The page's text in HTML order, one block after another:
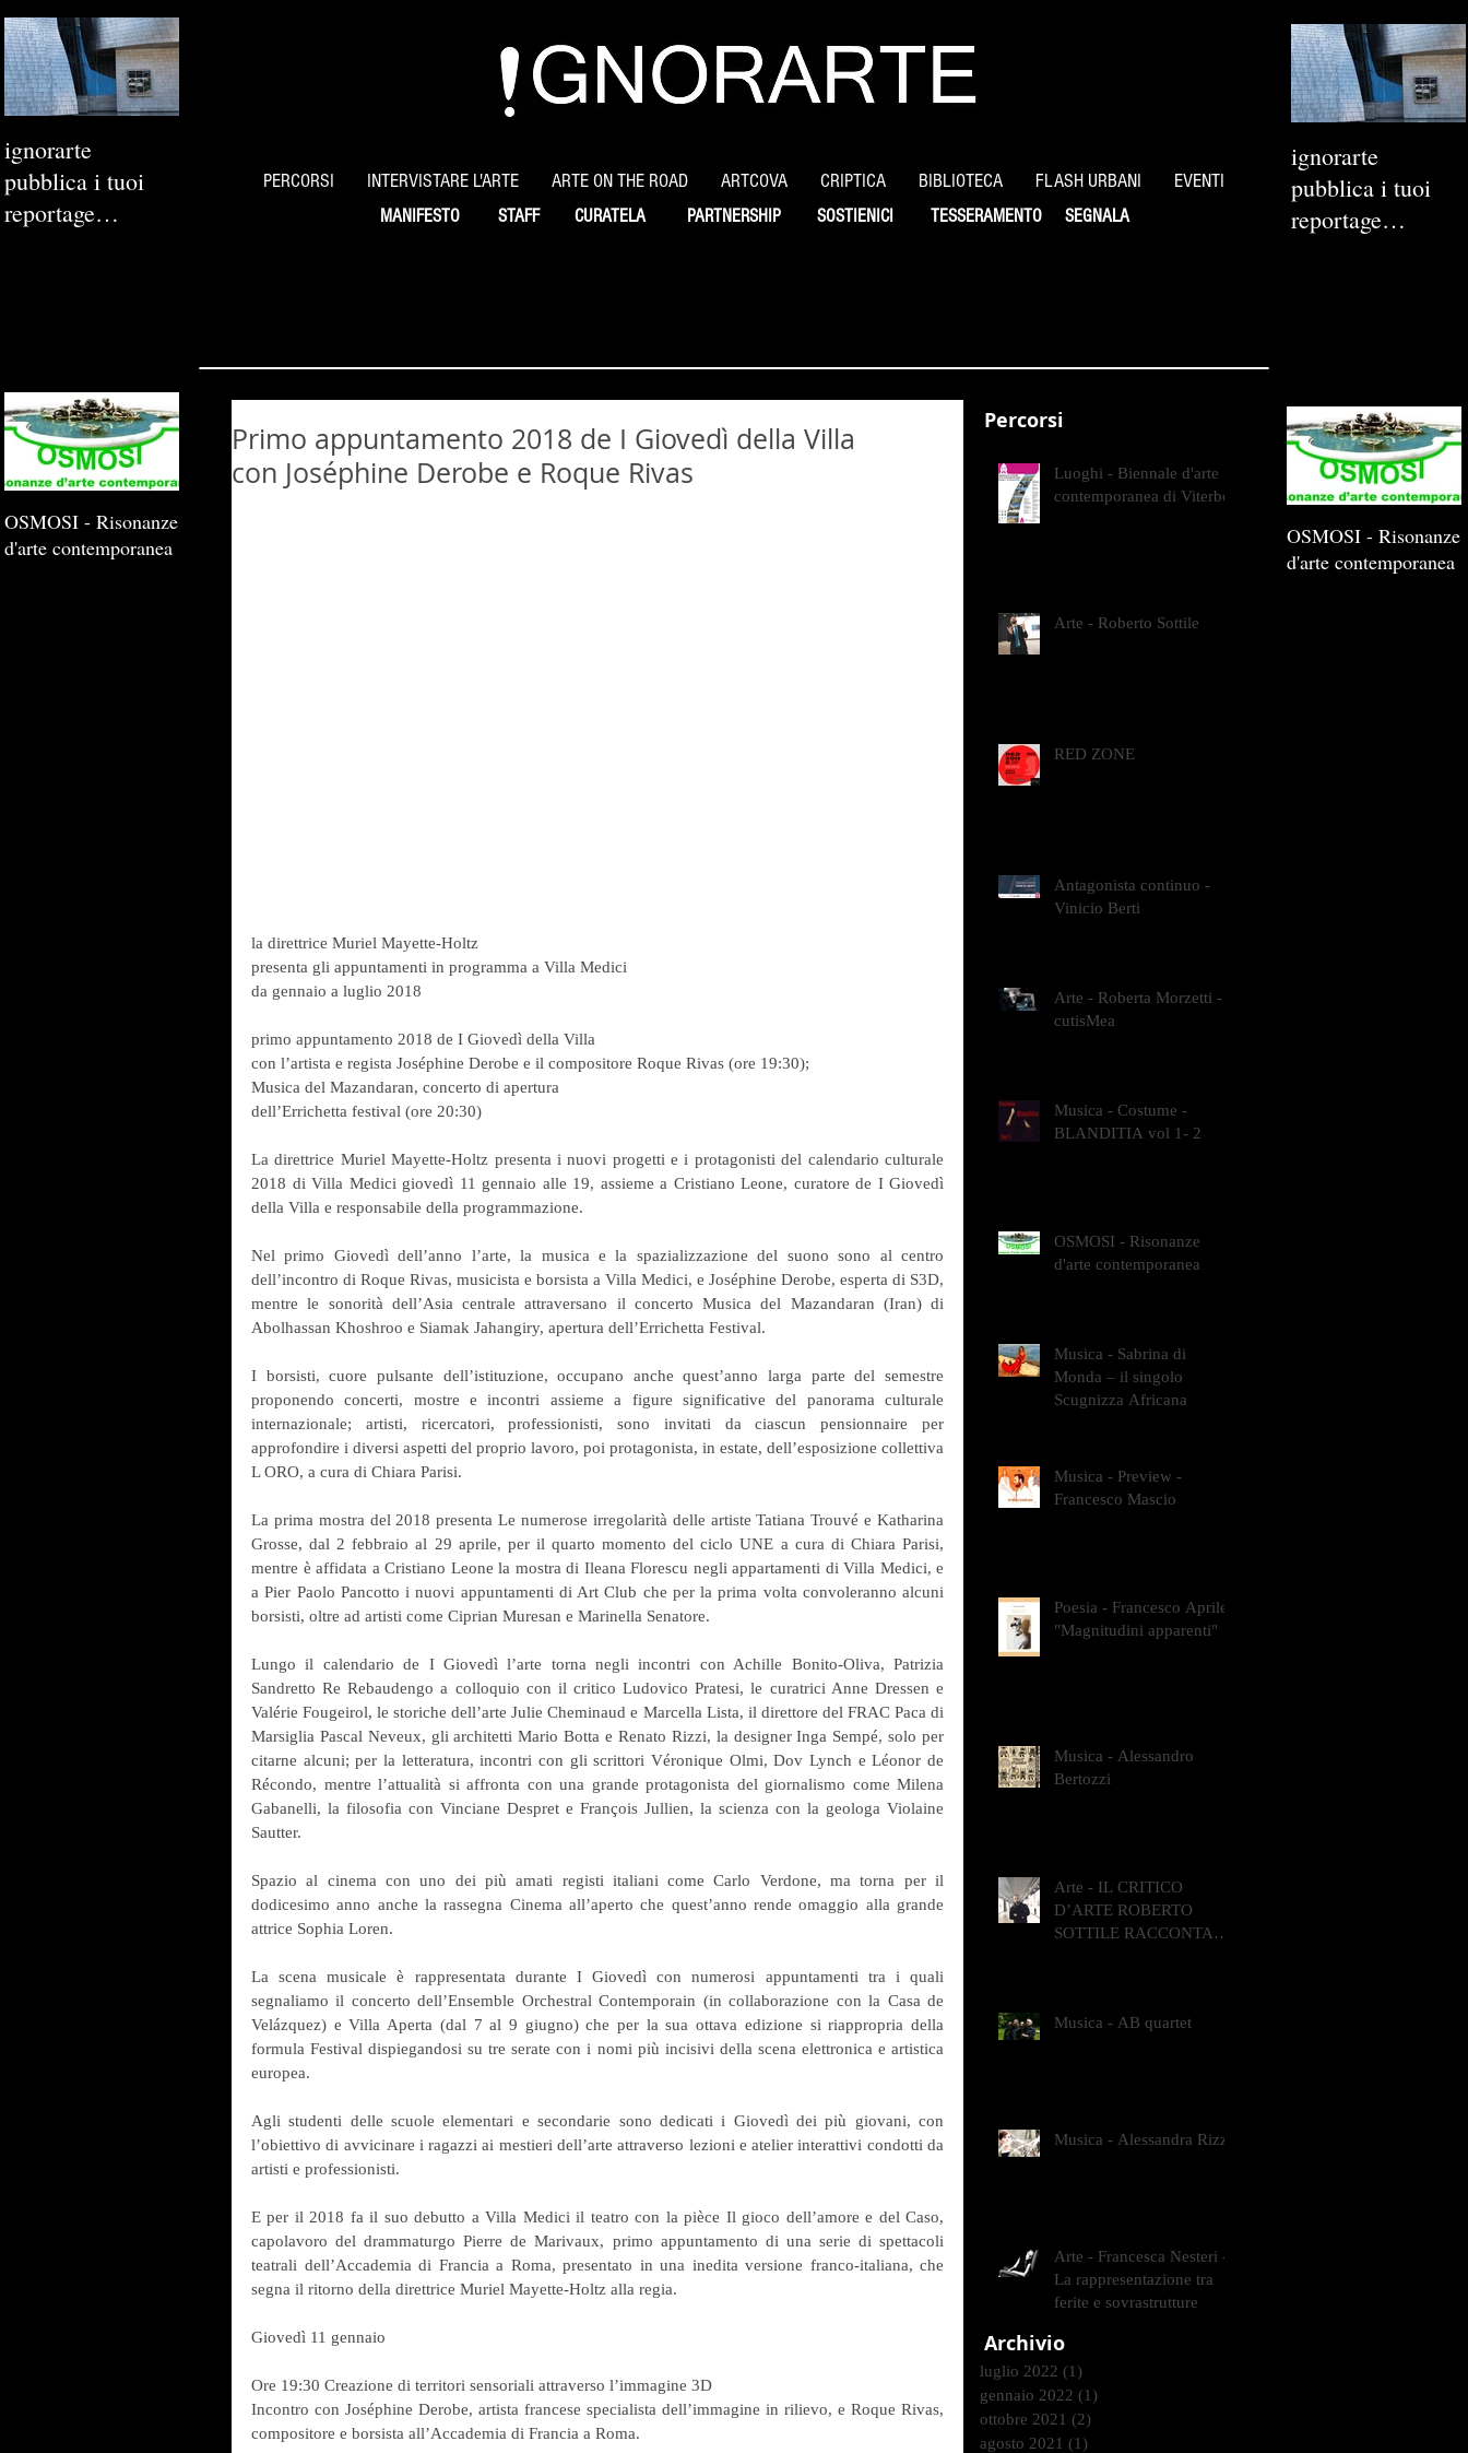
ignorarte
pubblica i tuoi
reportage
PERCORSI INTERVISTARE L'ARTE ARTE ON THE ROAD ARTCOVA CRIPTICA BIBLIOTECA FLASH URBANI EVENTI
MANIFESTO STAFF CURATELA PARTNERSHIP SOSTIENICI SEGNALA
TESSERAMENTO
ignorarte
pubblica i tuoi
reportage
Primo appuntamento 2018 de I Giovedì della Villa
con Joséphine Derobe e Roque Rivas
la direttrice Muriel Mayette-Holtz
presenta gli appuntamenti in programma a Villa Medici
da gennaio a luglio 2018
primo appuntamento 2018 de I Giovedì della Villa
con l’artista e regista Joséphine Derobe e il compositore Roque Rivas (ore 19:30);
Musica del Mazandaran, concerto di apertura
dell’Errichetta festival (ore 20:30)
La direttrice Muriel Mayette-Holtz presenta i nuovi progetti e i protagonisti del calendario culturale
2018 di Villa Medici giovedì 11 gennaio alle 19, assieme a Cristiano Leone, curatore de I Giovedì
della Villa e responsabile della programmazione.
Nel primo Giovedì dell’anno l’arte, la musica e la spazializzazione del suono sono al centro
dell’incontro di Roque Rivas, musicista e borsista a Villa Medici, e Joséphine Derobe, esperta di S3D,
mentre le sonorità dell’Asia centrale attraversano il concerto Musica del Mazandaran (Iran) di
Abolhassan Khoshroo e Siamak Jahangiry, apertura dell’Errichetta Festival.
I borsisti, cuore pulsante dell’istituzione, occupano anche quest’anno larga parte del semestre
proponendo concerti, mostre e incontri assieme a figure significative del panorama culturale
internazionale; artisti, ricercatori, professionisti, sono invitati da ciascun pensionnaire per
approfondire i diversi aspetti del proprio lavoro, poi protagonista, in estate, dell’esposizione collettiva
L ORO, a cura di Chiara Parisi.
La prima mostra del 2018 presenta Le numerose irregolarità delle artiste Tatiana Trouvé e Katharina
Grosse, dal 2 febbraio al 29 aprile, per il quarto momento del ciclo UNE a cura di Chiara Parisi,
mentre è affidata a Cristiano Leone la mostra di Ileana Florescu negli appartamenti di Villa Medici, e
a Pier Paolo Pancotto i nuovi appuntamenti di Art Club che per la prima volta convoleranno alcuni
borsisti, oltre ad artisti come Ciprian Muresan e Marinella Senatore.
Lungo il calendario de I Giovedì l’arte torna negli incontri con Achille Bonito-Oliva, Patrizia
Sandretto Re Rebaudengo a colloquio con il critico Ludovico Pratesi, le curatrici Anne Dressen e
Valérie Fougeirol, le storiche dell’arte Julie Cheminaud e Marcella Lista, il direttore del FRAC Paca di
Marsiglia Pascal Neveux, gli architetti Mario Botta e Renato Rizzi, la designer Inga Sempé, solo per
citarne alcuni; per la letteratura, incontri con gli scrittori Véronique Olmi, Dov Lynch e Léonor de
Récondo, mentre l’attualità si affronta con una grande protagonista del giornalismo come Milena
Gabanelli, la filosofia con Vinciane Despret e François Jullien, la scienza con la geologa Violaine
Sautter.
Spazio al cinema con uno dei più amati registi italiani come Carlo Verdone, ma torna per il
dodicesimo anno anche la rassegna Cinema all’aperto che quest’anno rende omaggio alla grande
attrice Sophia Loren.
La scena musicale è rappresentata durante I Giovedì con numerosi appuntamenti tra i quali
segnaliamo il concerto dell’Ensemble Orchestral Contemporain (in collaborazione con la Casa de
Velázquez) e Villa Aperta (dal 7 al 9 giugno) che per la sua ottava edizione si riappropria della
formula Festival dispiegandosi su tre serate con i nomi più incisivi della scena elettronica e artistica
europea.
Agli studenti delle scuole elementari e secondarie sono dedicati i Giovedì dei più giovani, con
l’obiettivo di avvicinare i ragazzi ai mestieri dell’arte attraverso lezioni e atelier interattivi condotti da
artisti e professionisti.
E per il 2018 fa il suo debutto a Villa Medici il teatro con la pièce Il gioco dell’amore e del Caso,
capolavoro del drammaturgo Pierre de Marivaux, primo appuntamento di una serie di spettacoli
teatrali dell’Accademia di Francia a Roma, presentato in una inedita versione franco-italiana, che
segna il ritorno della direttrice Muriel Mayette-Holtz alla regia.
Giovedì 11 gennaio
Ore 19:30 Creazione di territori sensoriali attraverso l’immagine 3D
Incontro con Joséphine Derobe, artista francese specialista dell’immagine in rilievo, e Roque Rivas,
compositore e borsista all’Accademia di Francia a Roma.
Percorsi
Luoghi - Biennale d'arte
contemporanea di Viterbo
Arte - Roberto Sottile
RED ZONE
Antagonista continuo -
Vinicio Berti
Arte - Roberta Morzetti -
cutisMea
Musica - Costume -
BLANDITIA vol 1- 2
OSMOSI - Risonanze
d'arte contemporanea
Musica - Sabrina di
Monda – il singolo
Scugnizza Africana
Musica - Preview -
Francesco Mascio
Poesia - Francesco Aprile -
"Magnitudini apparenti"
Musica - Alessandro
Bertozzi
Arte - IL CRITICO
D’ARTE ROBERTO
SOTTILE RACCONTA
Musica - AB quartet
Musica - Alessandra Rizzo
Arte - Francesca Nesteri -
La rappresentazione tra
ferite e sovrastrutture
Archivio
luglio 2022 (1)
gennaio 2022 (1)
ottobre 2021 (2)
agosto 2021 (1)
OSMOSI - Risonanze
d'arte contemporanea
OSMOSI - Risonanze
d'arte contemporanea